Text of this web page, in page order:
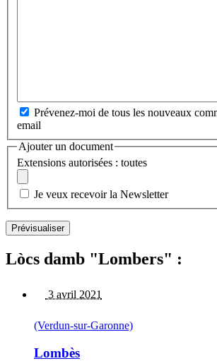
Prévenez-moi de tous les nouveaux
email
Ajouter un document
Extensions autorisées : toutes
Je veux recevoir la Newsletter
Lòcs damb "Lombers" :
3 avril 2021
(Verdun-sur-Garonne)
Lombès